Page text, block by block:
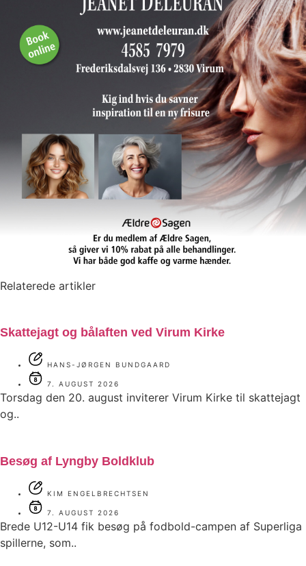
Relaterede artikler
Skattejagt og bålaften ved Virum Kirke
HANS-JØRGEN BUNDGAARD
7. AUGUST 2026
Torsdag den 20. august inviterer Virum Kirke til skattejagt
og..
Besøg af Lyngby Boldklub
KIM ENGELBRECHTSEN
7. AUGUST 2026
Brede U12-U14 fik besøg på fodbold-campen af Superliga
spillerne, som..